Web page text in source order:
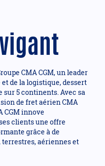
CMA CGM, un leader
de la logistique, dessert
sur 5 continents. Avec sa
de fret aérien CMA
CGM innove
clients une offre
grâce à de
aériennes et